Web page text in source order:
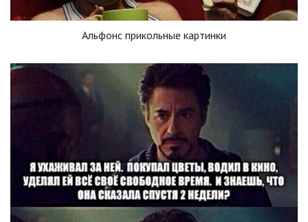
Альфонс прикольные картинки